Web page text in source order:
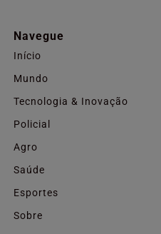
Navegue
Início
Mundo
Tecnologia & Inovação
Policial
Agro
Saúde
Esportes
Sobre